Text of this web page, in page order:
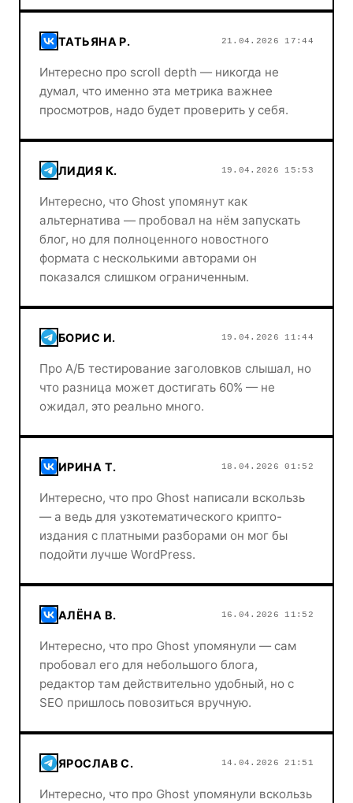
ТАТЬЯНА Р. 21.04.2026 17:44
Интересно про scroll depth — никогда не
думал, что именно эта метрика важнее
просмотров, надо будет проверить у себя.
ЛИДИЯ К. 19.04.2026 15:53
Интересно, что Ghost упомянут как
альтернатива — пробовал на нём запускать
блог, но для полноценного новостного
формата с несколькими авторами он
показался слишком ограниченным.
БОРИС И. 19.04.2026 11:44
Про А/Б тестирование заголовков слышал, но
что разница может достигать 60% — не
ожидал, это реально много.
ИРИНА Т. 18.04.2026 01:52
Интересно, что про Ghost написали вскользь
— а ведь для узкотематического крипто-
издания с платными разборами он мог бы
подойти лучше WordPress.
АЛЁНА В. 16.04.2026 11:52
Интересно, что про Ghost упомянули — сам
пробовал его для небольшого блога,
редактор там действительно удобный, но с
SEO пришлось повозиться вручную.
ЯРОСЛАВ С. 14.04.2026 21:51
Интересно, что про Ghost упомянули вскользь